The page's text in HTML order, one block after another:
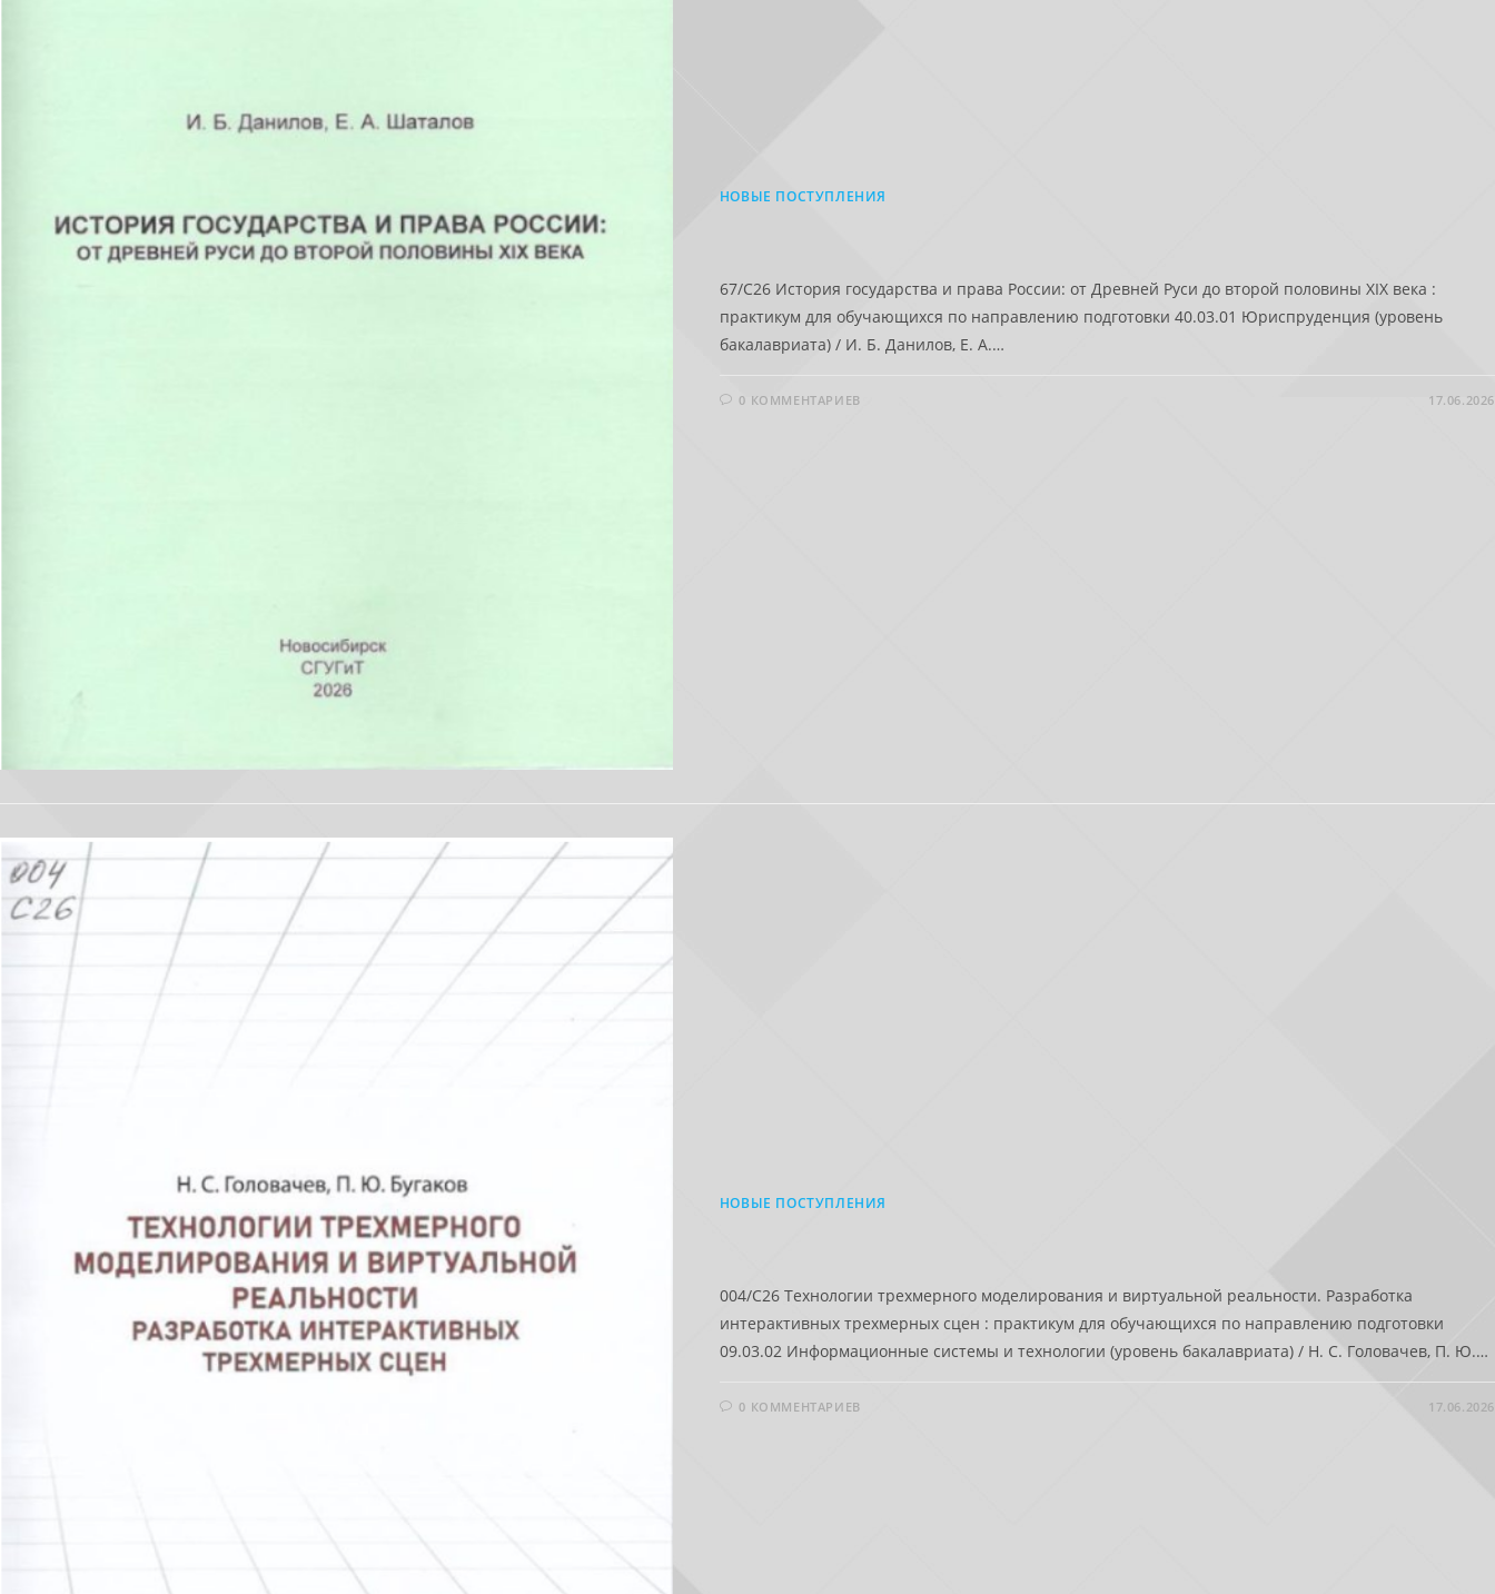
НОВЫЕ ПОСТУПЛЕНИЯ
67/C26 История государства и права России: от Древней Руси до второй половины XIX века :
практикум для обучающихся по направлению подготовки 40.03.01 Юриспруденция (уровень
бакалавриата) / И. Б. Данилов, Е. А.…
0 КОММЕНТАРИЕВ 17.06.2026
НОВЫЕ ПОСТУПЛЕНИЯ
004/C26 Технологии трехмерного моделирования и виртуальной реальности. Разработка
интерактивных трехмерных сцен : практикум для обучающихся по направлению подготовки
09.03.02 Информационные системы и технологии (уровень бакалавриата) / Н. С. Головачев, П. Ю.…
0 КОММЕНТАРИЕВ 17.06.2026